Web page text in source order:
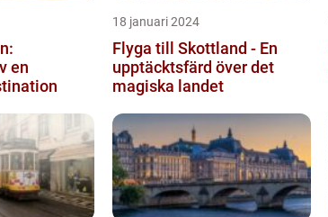
en
18 januari 2024
Flyga till Skottland - En
upptäcktsfärd över det
magiska landet